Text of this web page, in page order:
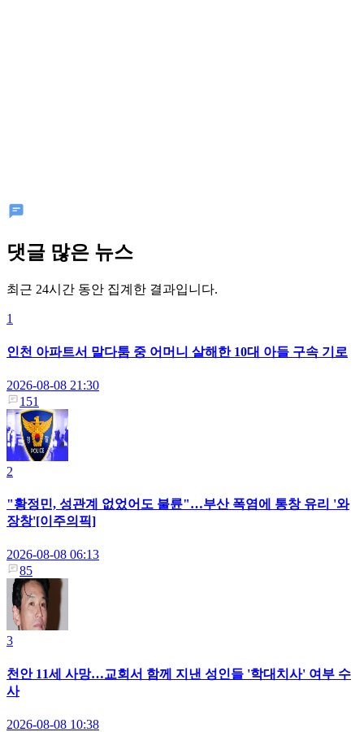
댓글 많은 뉴스
최근 24시간 동안 집계한 결과입니다.
1
인천 아파트서 말다툼 중 어머니 살해한 10대 아들 구속 기로
2026-08-08 21:30
151
2
"황정민, 성관계 없었어도 불륜"…부산 폭염에 통창 유리 '와
장창'[이주의픽]
2026-08-08 06:13
85
3
천안 11세 사망…교회서 함께 지낸 성인들 '학대치사' 여부 수
사
2026-08-08 10:38